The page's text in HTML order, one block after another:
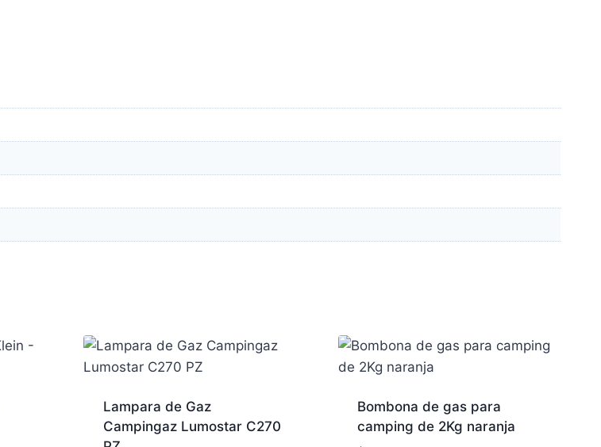
Lampara de Gaz
Campingaz Lumostar C270
Bombona de gas para
camping de 2Kg naranja